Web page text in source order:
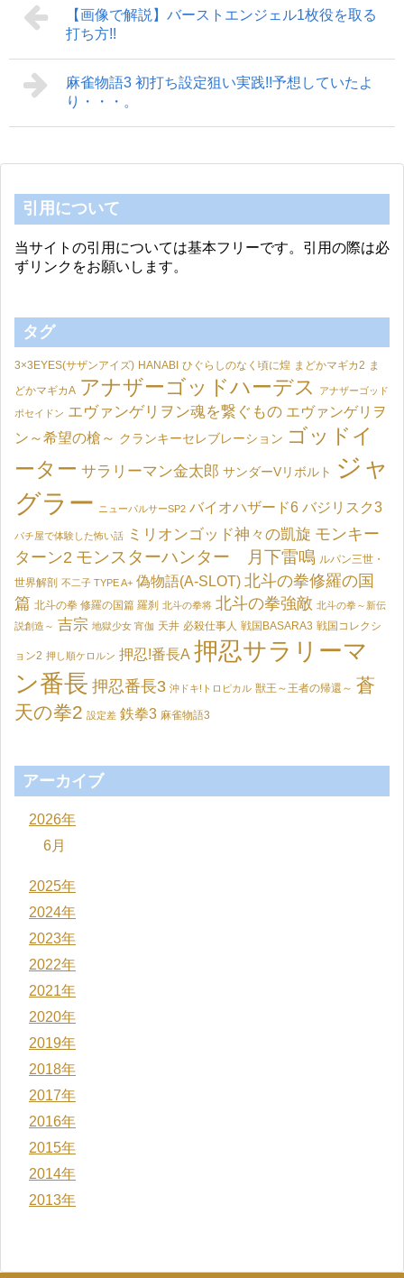
【画像で解説】バーストエンジェル1枚役を取る
打ち方!!
麻雀物語3 初打ち設定狙い実践!!予想していたよ
り・・・。
引用について
当サイトの引用については基本フリーです。引用の際は必
ずリンクをお願いします。
タグ
3×3EYES(サザンアイズ) HANABI ひぐらしのなく頃に煌 まどかマギカ2 ま
どかマギカA アナザーゴッドハーデス アナザーゴッド
ポセイドン エヴァンゲリヲン魂を繋ぐもの エヴァンゲリヲ
ン～希望の槍～ クランキーセレブレーション ゴッドイ
ーター サラリーマン金太郎 サンダーVリボルト
ジャ
グラー ニューパルサーSP2 バイオハザード6 バジリスク3
パチ屋で体験した怖い話 ミリオンゴッド神々の凱旋 モンキー
ターン2 モンスターハンター 月下雷鳴 ルパン三世・
世界解剖 不二子 TYPE A+ 偽物語(A-SLOT) 北斗の拳修羅の国
篇 北斗の拳 修羅の国篇 羅刹 北斗の拳将 北斗の拳強敵 北斗の拳～新伝
説創造～ 吉宗 地獄少女 宵伽 天井 必殺仕事人 戦国BASARA3 戦国コレクシ
ョン2 押し順ケロルン 押忍!番長A 押忍サラリーマ
ン番長 押忍番長3 沖ドキ!トロピカル 獣王～王者の帰還～ 蒼
天の拳2 設定差 鉄拳3 麻雀物語3
アーカイブ
2026年
6月
2025年
2024年
2023年
2022年
2021年
2020年
2019年
2018年
2017年
2016年
2015年
2014年
2013年